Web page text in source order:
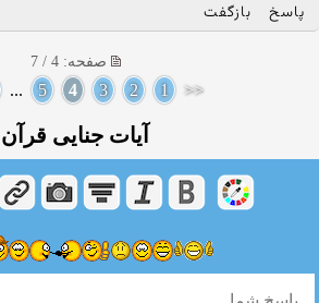
پاسخ بازگفت
صفحه: 4 / 7
<<
1
2
3
4
5
...
آیات جنایی قرآن